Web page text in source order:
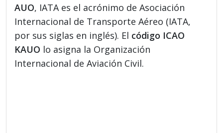
AUO, IATA es el acrónimo de Asociación
Internacional de Transporte Aéreo (IATA,
por sus siglas en inglés). El código ICAO
KAUO lo asigna la Organización
Internacional de Aviación Civil.